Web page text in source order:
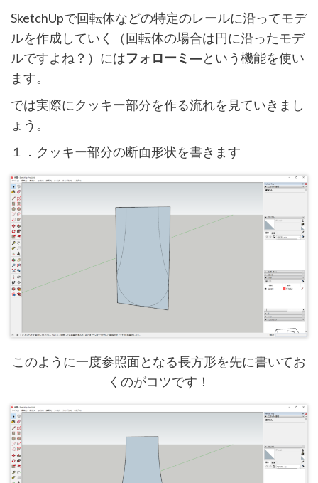
SketchUpで回転体などの特定のレールに沿ってモデ
ルを作成していく（回転体の場合は円に沿ったモデ
ルですよね？）にはフォローミ―という機能を使い
ます。
では実際にクッキー部分を作る流れを見ていきまし
ょう。
１．クッキー部分の断面形状を書きます
このように一度参照面となる長方形を先に書いてお
くのがコツです！